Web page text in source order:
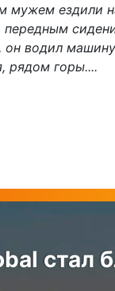
мужем ездили
передным
он водил
рядом горы....
стал